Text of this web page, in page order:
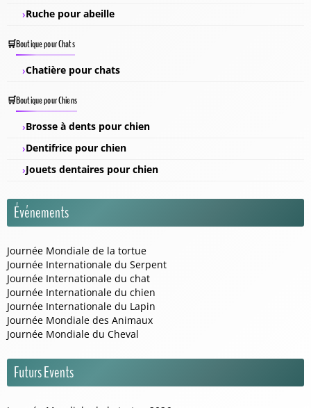
Ruche pour abeille
Boutique pour Chats
Chatière pour chats
Boutique pour Chiens
Brosse à dents pour chien
Dentifrice pour chien
Jouets dentaires pour chien
Événements
Journée Mondiale de la tortue
Journée Internationale du Serpent
Journée Internationale du chat
Journée Internationale du chien
Journée Internationale du Lapin
Journée Mondiale des Animaux
Journée Mondiale du Cheval
Futurs Events